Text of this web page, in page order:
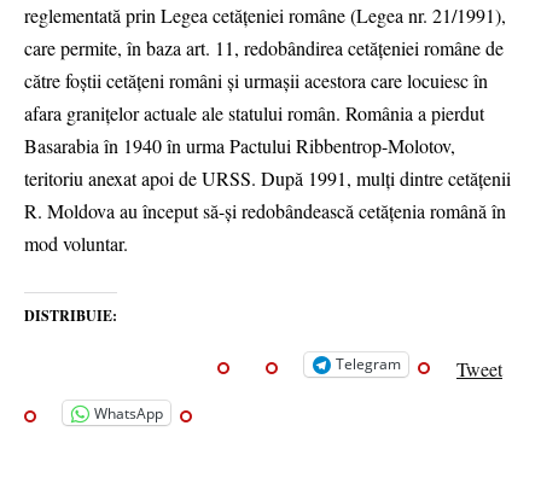
reglementată prin Legea cetățeniei române (Legea nr. 21/1991),
care permite, în baza art. 11, redobândirea cetățeniei române de
către foștii cetățeni români și urmașii acestora care locuiesc în
afara granițelor actuale ale statului român. România a pierdut
Basarabia în 1940 în urma Pactului Ribbentrop-Molotov,
teritoriu anexat apoi de URSS. După 1991, mulți dintre cetățenii
R. Moldova au început să-și redobândească cetățenia română în
mod voluntar.
DISTRIBUIE:
Telegram Tweet
WhatsApp